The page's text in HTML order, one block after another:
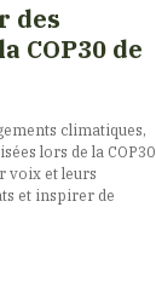
des
COP30 de
climatiques,
lors de la COP30
voix et leurs
et inspirer de